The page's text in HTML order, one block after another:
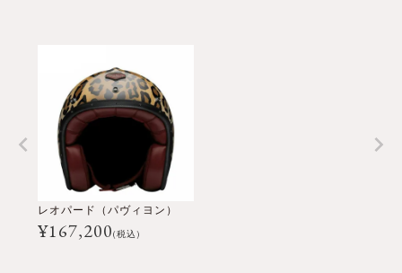
レオパード（パヴィヨン）
¥167,200(税込)